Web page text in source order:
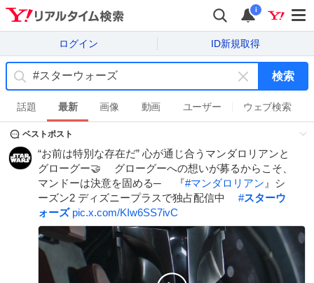
i
ログイン ID新規取得
キ
ー
ワ
ド
を
消
す
検索
話題 最新 画像 動画 ユーザー ウェブ検索
ベストポスト
“お前は特別な存在だ” 心が通じ合うマンダロリアンと
グローグー🤝 ⠀ グローグーへの想いが募るからこそ、
マンドーは決意を固める─ ⠀ 『#マンダロリアン 』シ
ーズン2 ディズニープラスで独占配信中 ⠀ #スターウ
ォーズ pic.x.com/KIw6SS7ivC